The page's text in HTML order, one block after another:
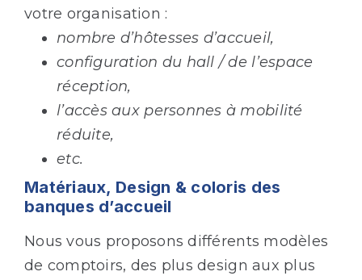
votre organisation :
nombre d’hôtesses d’accueil,
configuration du hall / de l’espace
réception,
l’accès aux personnes à mobilité
réduite,
etc.
Matériaux, Design & coloris des
banques d’accueil
Nous vous proposons différents modèles
de comptoirs, des plus design aux plus